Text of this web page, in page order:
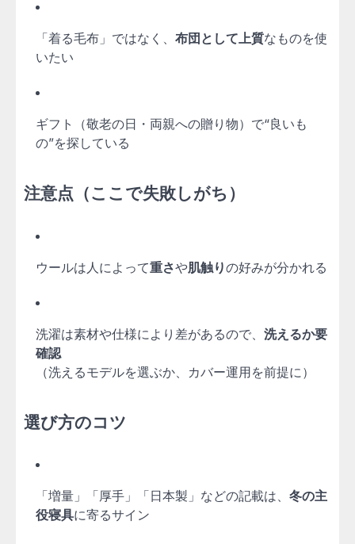
「着る毛布」ではなく、 布団として上質なものを使
いたい
ギフト（敬老の日・両親への贈り物）で“良いも
の”を探している
注意点（ここで失敗しがち）
ウールは人によって重さや肌触りの好みが分かれる
洗濯は素材や仕様により差があるので、 洗えるか要
確認
（洗えるモデルを選ぶか、カバー運用を前提に）
選び方のコツ
「増量」「厚手」「日本製」などの記載は、 冬の主
役寝具に寄るサイン